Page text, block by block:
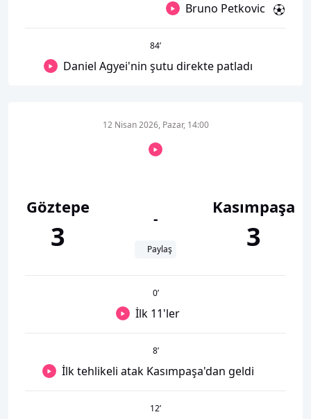
Bruno Petkovic
84’
Daniel Agyei'nin şutu direkte patladı
Göztepe
3
12 Nisan 2026, Pazar, 14:00
-
Paylaş
Kasımpaşa
3
0’
İlk 11'ler
8’
İlk tehlikeli atak Kasımpaşa'dan geldi
12’